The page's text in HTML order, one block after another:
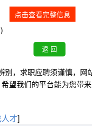
点击查看完整信息
)
别，求职应聘须谨慎，网
望我们的平台能为您带来
才]